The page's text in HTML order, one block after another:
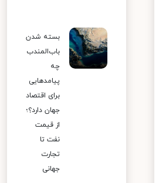
بسته شدن
باب‌المندب
چه
پیامدهایی
برای اقتصاد
جهان دارد؟؛
از قیمت
نفت تا
تجارت
جهانی